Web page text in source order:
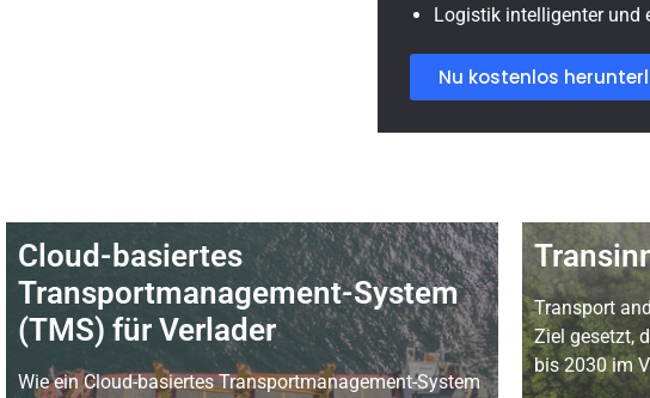
Logistik intelligenter und
Nu kostenlos
Cloud-basiertes
Transportmanagement-System
(TMS) für Verlader
Wie ein Cloud-basiertes Transportmanagement-System
Transport
Ziel gesetzt,
bis 2030 im